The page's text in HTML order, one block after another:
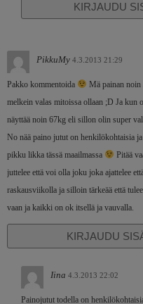
KIRJAUDU
PikkuMy 4.3.2013 21:29
Pakko kommentoida
Mä painan noin
melkein valas mitoissa ollaan ;D Ja kun
näyttää noin 67kg eli sillon olin super
No nää paino jutut on henkilökohtaisia
pikku likka tässä maailmassa
Pitää
juttelee että voi olla joku joka ajattelee
raskausviikolla ja silloin tärkeää että
vaan ja kaikki on ok itsellä ja vauvalla.
KIRJAUDU
Iina 4.3.2013 22:02
Painojutut todella on